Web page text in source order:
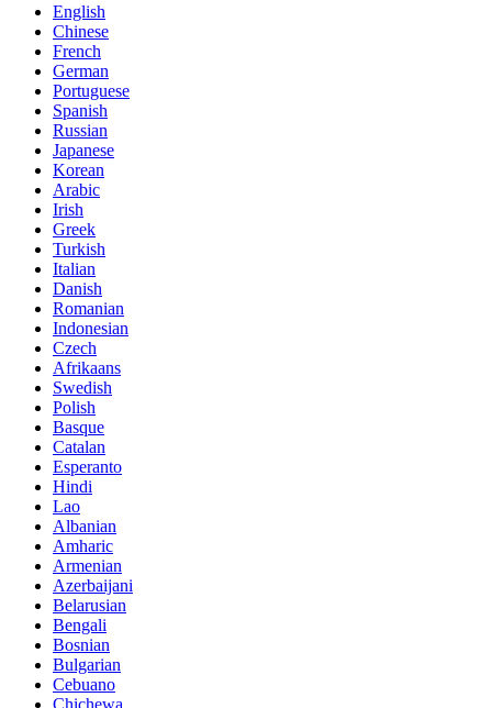
English
Chinese
French
German
Portuguese
Spanish
Russian
Japanese
Korean
Arabic
Irish
Greek
Turkish
Italian
Danish
Romanian
Indonesian
Czech
Afrikaans
Swedish
Polish
Basque
Catalan
Esperanto
Hindi
Lao
Albanian
Amharic
Armenian
Azerbaijani
Belarusian
Bengali
Bosnian
Bulgarian
Cebuano
Chichewa